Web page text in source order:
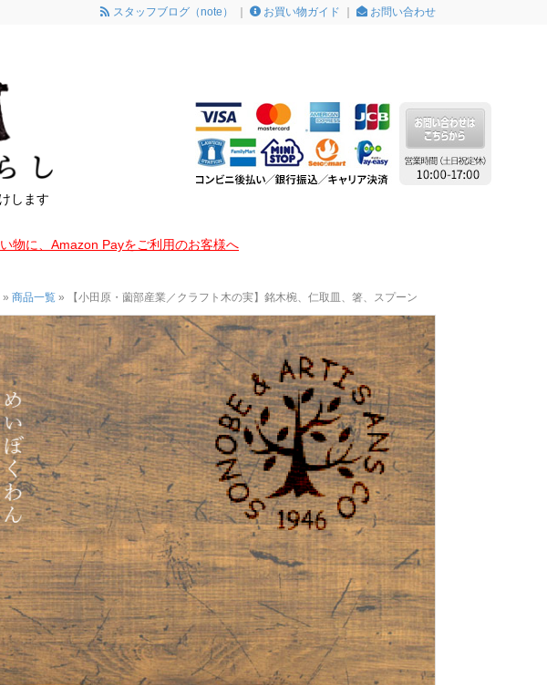
スタッフブログ（note） お買い物ガイド お問い合わせ
します
物に、Amazon Payをご利用のお客様へ
» 商品一覧 » 【小田原・薗部産業／クラフト木の実】銘木椀、仁取皿、箸、スプーン